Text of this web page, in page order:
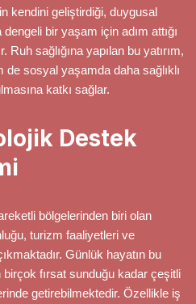
kendini geliştirdiği, duygusal
dengeli bir yaşam için adım attığı
Ruh sağlığına yapılan bu yatırım,
sosyal yaşamda daha sağlıklı
katkı sağlar.
Destek
bölgelerinden biri olan
turizm faaliyetleri ve
Günlük hayatın bu
fırsat sunduğu kadar çeşitli
getirebilmektedir. Özellikle iş